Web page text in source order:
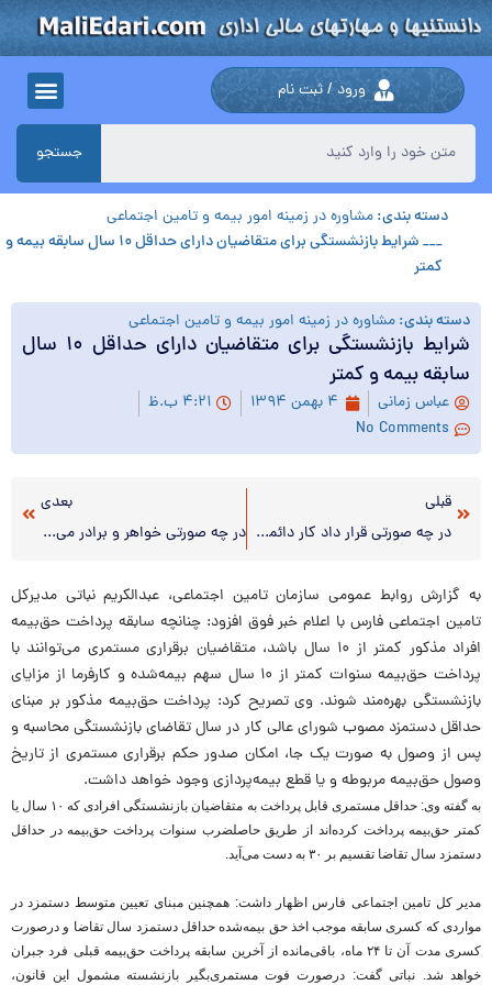
ورود / ثبت نام
جستجو
دسته بندی:مشاوره در زمینه امور بیمه و تامین اجتماعی
___ شرایط بازنشستگی برای متقاضیان دارای حداقل ۱۰ سال سابقه بیمه و
کمتر
دسته بندی:مشاوره در زمینه امور بیمه و تامین اجتماعی
شرایط بازنشستگی برای متقاضیان دارای حداقل ۱۰ سال
سابقه بیمه و کمتر
عباس زمانی ۴ بهمن ۱۳۹۴
۴:۲۱ ب.ظ
No Comments
قبلی
در چه صورتی قرار داد کار دائمی موقت می شود؟
بعدی
در چه صورتی خواهر و برادر می توانند تحت پوشش بیمه شونده باشند؟
به گزارش روابط عمومی سازمان تامین اجتماعی، عبدالکریم نباتی مدیرکل
تامین اجتماعی فارس با اعلام خبر فوق افزود: چنانچه سابقه پرداخت حق‌بیمه
افراد مذکور کمتر از ۱۰ سال باشد، متقاضیان برقراری مستمری می‌توانند با
پرداخت حق‌بیمه سنوات کمتر از ۱۰ سال سهم بیمه‌شده و کارفرما از مزایای
بازنشستگی بهره‌مند شوند. وی تصریح کرد: پرداخت حق‌بیمه مذکور بر مبنای
حداقل دستمزد مصوب شورای عالی کار در سال تقاضای بازنشستگی محاسبه و
پس از وصول به صورت یک جا، امکان صدور حکم برقراری مستمری از تاریخ
وصول حق‌بیمه مربوطه و یا قطع بیمه‌پردازی وجود خواهد داشت.
به گفته وی: حداقل مستمری قابل پرداخت به متقاضیان بازنشستگی افرادی که ۱۰ سال یا
کمتر حق‌بیمه پرداخت کرده‌اند از طریق حاصلضرب سنوات پرداخت حق‌بیمه در حداقل
دستمزد سال تقاضا تقسیم بر ۳۰ به دست می‌آید.
مدیر کل تامین اجتماعی فارس اظهار داشت: همچنین مبنای تعیین متوسط دستمزد در
مواردی که کسری سابقه موجب اخذ حق‌ بیمه‌شده حداقل دستمزد سال تقاضا و درصورت
کسری مدت آن تا ۲۴ ماه، باقی‌مانده از آخرین سابقه پرداخت حق‌بیمه قبلی فرد جبران
خواهد شد. نباتی گفت: درصورت فوت مستمری‌بگیر بازنشسته مشمول این قانون،